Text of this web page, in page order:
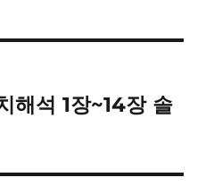
해석 1장~14장 솔